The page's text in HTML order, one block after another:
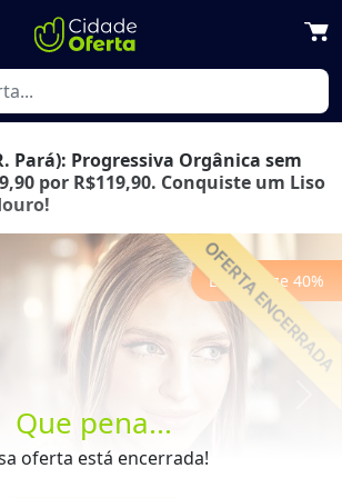
Que pena...
oferta está encerrada!
Pará): Progressiva Orgânica sem
por R$119,90. Conquiste um Liso
Economize 40%